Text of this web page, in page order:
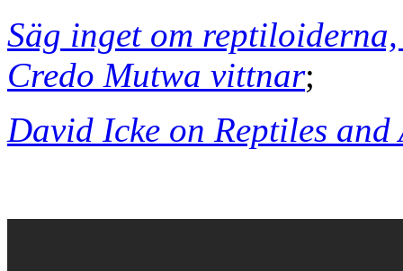
Säg inget om
Credo Mutwa vittnar;
David Icke on Reptiles